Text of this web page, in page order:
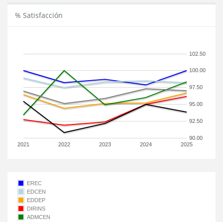
% Satisfacción
2021 2022 2023 2024 2025
90.00
92.50
95.00
97.50
100.00
102.50
EREC
EDCEN
EDDEP
DIRINS
ADMCEN